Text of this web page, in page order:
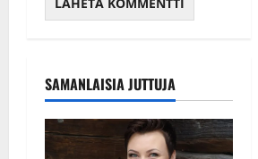
SAMANLAISIA JUTTUJA